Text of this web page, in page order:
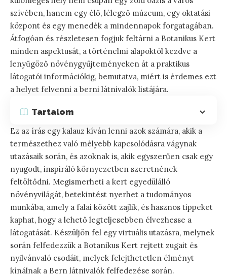
szívében, hanem egy élő, lélegző múzeum, egy oktatási
központ és egy menedék a mindennapok forgatagában.
Átfogóan és részletesen fogjuk feltárni a Botanikus Kert
minden aspektusát, a történelmi alapoktól kezdve a
lenyűgöző növénygyűjteményeken át a praktikus
látogatói információkig, bemutatva, miért is érdemes ezt
a helyet felvenni a berni látnivalók listájára.
Tartalom
Ez az írás egy kalauz kíván lenni azok számára, akik a
természethez való mélyebb kapcsolódásra vágynak
utazásaik során, és azoknak is, akik egyszerűen csak egy
nyugodt, inspiráló környezetben szeretnének
feltöltődni. Megismerheti a kert egyedülálló
növényvilágát, betekintést nyerhet a tudományos
munkába, amely a falai között zajlik, és hasznos tippeket
kaphat, hogy a lehető legteljesebben élvezhesse a
látogatását. Készüljön fel egy virtuális utazásra, melynek
során felfedezzük a Botanikus Kert rejtett zugait és
nyilvánvaló csodáit, melyek felejthetetlen élményt
kínálnak a Bern látnivalók felfedezése során.